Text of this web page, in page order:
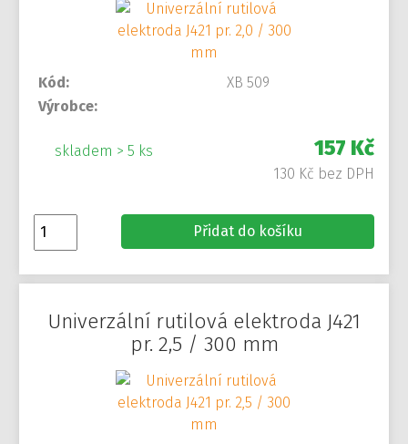
Kód:
XB 509
Výrobce:
skladem > 5 ks 157 Kč
130 Kč bez DPH
Přidat do košíku
Univerzální rutilová elektroda J421
pr. 2,5 / 300 mm